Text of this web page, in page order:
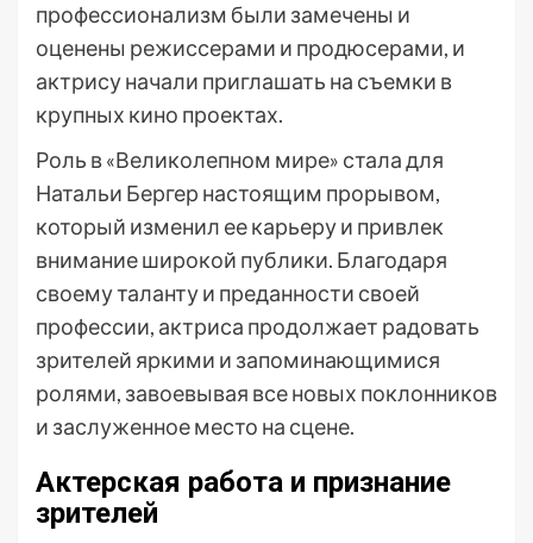
профессионализм были замечены и
оценены режиссерами и продюсерами, и
актрису начали приглашать на съемки в
крупных кино проектах.
Роль в «Великолепном мире» стала для
Натальи Бергер настоящим прорывом,
который изменил ее карьеру и привлек
внимание широкой публики. Благодаря
своему таланту и преданности своей
профессии, актриса продолжает радовать
зрителей яркими и запоминающимися
ролями, завоевывая все новых поклонников
и заслуженное место на сцене.
Актерская работа и признание
зрителей